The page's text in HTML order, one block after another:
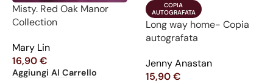
Misty. Red Oak Manor
Collection
Mary Lin
16,90€
Aggiungi Al Carrello
COPIA
AUTOGRAFATA
Long way home- Copia
autografata
Jenny Anastan
15,90€